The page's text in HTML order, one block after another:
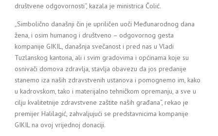
društvene odgovornosti“, kazala je ministrica Čolić.
„Simbolično današnji čin je upriličen uoči Međunarodnog dana
žena, i osim humanog i društveno – odgovornog gesta
kompanije GIKIL, današnja svečanost i pred nas u Vladi
Tuzlanskog kantona, ali i svim gradovima i općinama koje su
osnivači domova zdravlja, stavlja obavezu da jos predanije
stanemo iza naših zdravstvenih ustanova i pomognemo im, kako
u kadrovskom, tako i materijalno tehničkom opremanju, a sve u
cilju kvalitetnije zdravstvene zaštite naših građana“, rekao je
premijer Halilagić, zahvaljujući se predstavnicima kompanije
GIKIL na ovoj vrijednoj donaciji.